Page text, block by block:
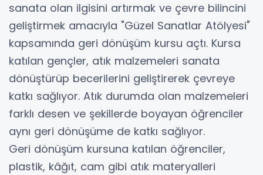
sanata olan ilgisini artırmak ve çevre bilincini
geliştirmek amacıyla "Güzel Sanatlar Atölyesi"
kapsamında geri dönüşüm kursu açtı. Kursa
katılan gençler, atık malzemeleri sanata
dönüştürüp becerilerini geliştirerek çevreye
katkı sağlıyor. Atık durumda olan malzemeleri
farklı desen ve şekillerde boyayan öğrenciler
aynı geri dönüşüme de katkı sağlıyor.
Geri dönüşüm kursuna katılan öğrenciler,
plastik, kâğıt, cam gibi atık materyalleri